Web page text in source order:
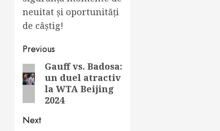
neuitat și oportunități
de câștig!
Post
navigation
Previous
Previous
post:
Gauff vs. Badosa:
un duel atractiv
la WTA Beijing
2024
Next